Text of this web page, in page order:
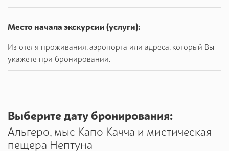
Место начала экскурсии (услуги):
Из отеля проживания, аэропорта или адреса, который Вы
укажете при бронировании.
Выберите дату бронирования:
Альгеро, мыс Капо Качча и мистическая
пещера Нептуна